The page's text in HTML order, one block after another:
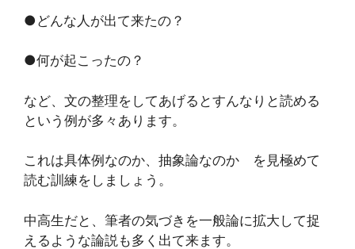
●どんな人が出て来たの？
●何が起こったの？
など、文の整理をしてあげるとすんなりと読める
という例が多々あります。
これは具体例なのか、抽象論なのか を見極めて
読む訓練をしましょう。
中高生だと、筆者の気づきを一般論に拡大して捉
えるような論説も多く出て来ます。